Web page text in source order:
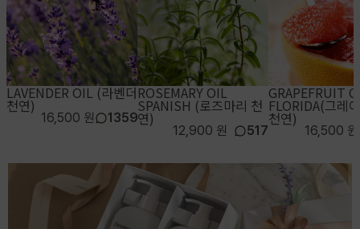
LAVENDER OIL (라벤더
천연)
16,500 원 1359
ROSEMARY OIL
SPANISH (로즈마리 천
연)
12,900 원 517
GRAPEFRUIT
FLORIDA(그레
천연)
16,500 원